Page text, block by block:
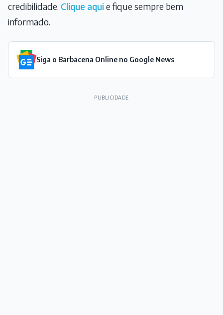
credibilidade. Clique aqui e fique sempre bem
informado.
Siga o Barbacena Online no Google News
PUBLICIDADE